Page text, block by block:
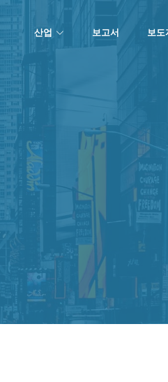
산업 보고서 보도